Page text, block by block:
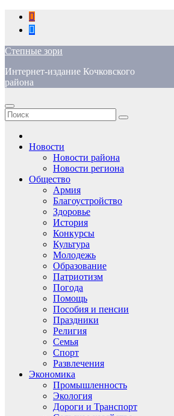
Перейти
содержимому
Степные зори
Интернет-издание Кочковского
района
Новости
Новости района
Новости региона
Общество
Армия
Благоустройство
Здоровье
История
Конкурсы
Культура
Молодежь
Образование
Патриотизм
Погода
Помощь
Пособия и пенсии
Праздники
Религия
Семья
Спорт
Развлечения
Экономика
Промышленность
Экология
Дороги и Транспорт